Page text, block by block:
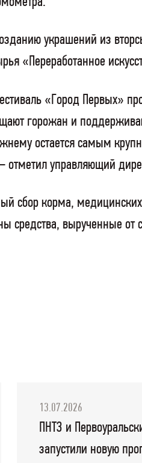
украшений из
«Переработанное
«Город Первых»
горожан и
остается самым
отметил управляющий
сбор корма,
вырученные от
13.07.2026
ПНТЗ и
запустили новую